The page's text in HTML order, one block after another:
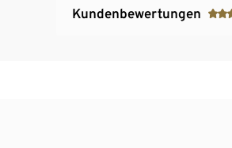
Kundenbewertungen